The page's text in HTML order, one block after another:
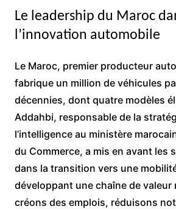
Le leadership du Maroc
l’innovation automobile
Le Maroc, premier producteur
fabrique un million de véhicules
décennies, dont quatre modèles
Addahbi, responsable de la
l’intelligence au ministère
du Commerce, a mis en avant les
dans la transition vers une
développant une chaîne de valeur
créons des emplois, réduisons